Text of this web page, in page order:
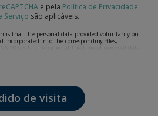
reCAPTCHA e pela Política de Privacidade
Serviço são aplicáveis.
that the personal data provided voluntarily on
incorporated into the corresponding files,
S.L, is reported at the time of personal data
request, complaint or question, established
and shall be treated with the utmost
all the requirements provided for the General
2016.
de visita